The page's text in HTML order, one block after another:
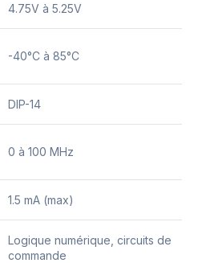
4.75V à 5.25V
-40°C à 85°C
DIP-14
0 à 100 MHz
1.5 mA (max)
Logique numérique, circuits de
commande